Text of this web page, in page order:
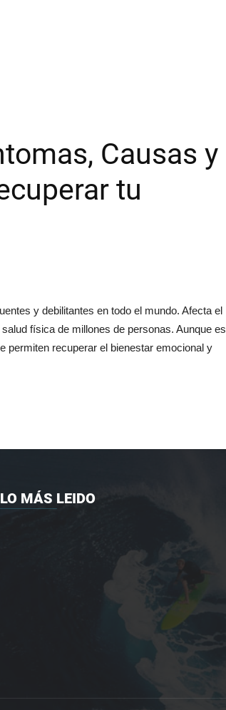
Causas y
tu
y debilitantes en todo el mundo. Afecta el
física de millones de personas. Aunque es
permiten recuperar el bienestar emocional y
LO MÁS LEIDO